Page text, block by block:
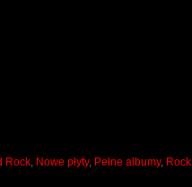
Rock Nowe płyty, Pełne albumy, Rock